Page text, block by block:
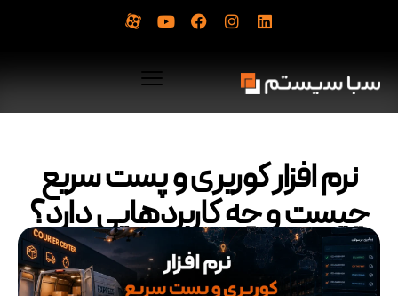
نرم‌ افزار کوریری و پست سریع
چیست و چه کاربردهایی دارد؟